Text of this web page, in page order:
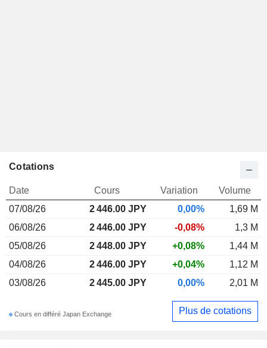
Cotations
Date Cours Variation
Volume
07/08/26
2 446.00 JPY 0,00%
1,69 M
06/08/26
2 446.00 JPY -0,08%
1,3 M
05/08/26
2 448.00 JPY +0,08%
1,44 M
04/08/26
2 446.00 JPY +0,04%
1,12 M
03/08/26
2 445.00 JPY 0,00% 2,01 M
Cours en différé Japan Exchange Plus de cotations